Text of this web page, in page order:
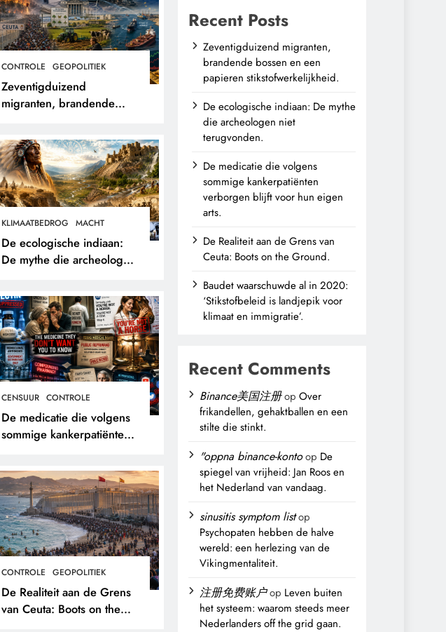
CONTROLE GEOPOLITIEK
Zeventigduizend
migranten, brandende
stikstofwerkelijkheid.
KLIMAATBEDROG MACHT
De ecologische indiaan:
De mythe die archeologen
CENSUUR CONTROLE
De medicatie die volgens
sommige kankerpatiënten
eigen arts.
CONTROLE GEOPOLITIEK
De Realiteit aan de Grens
van Ceuta: Boots on the
Recent Posts
Zeventigduizend migranten,
brandende bossen en een
papieren stikstofwerkelijkheid.
De ecologische indiaan: De mythe
die archeologen niet
terugvonden.
De medicatie die volgens
sommige kankerpatiënten
verborgen blijft voor hun eigen
arts.
De Realiteit aan de Grens van
Ceuta: Boots on the Ground.
Baudet waarschuwde al in 2020:
‘Stikstofbeleid is landjepik voor
klimaat en immigratie’.
Recent Comments
Binance美国注册op Over
frikandellen, gehaktballen en een
stilte die stinkt.
"oppna binance-kontoop De
spiegel van vrijheid: Jan Roos en
het Nederland van vandaag.
sinusitis symptom listop
Psychopaten hebben de halve
wereld: een herlezing van de
Vikingmentaliteit.
注册免费账户op Leven buiten
het systeem: waarom steeds meer
Nederlanders off the grid gaan.